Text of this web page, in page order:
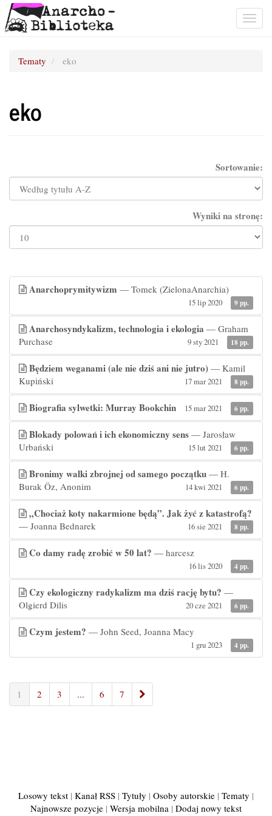
Tematy eko
eko
Sortowanie:
Wyniki na stronę:
Anarchoprymitywizm — Tomek (ZielonaAnarchia)
15 lip 2020 9 pp.
Anarchosyndykalizm, technologia i ekologia — Graham
Purchase
9 sty 2021 18 pp.
Będziem weganami (ale nie dziś ani nie jutro) — Kamil
Kupiński
17 mar 2021 8 pp.
Biografia sylwetki: Murray Bookchin 15 mar 2021 6 pp.
Blokady polowań i ich ekonomiczny sens — Jarosław
Urbański
15 lut 2021 6 pp.
Bronimy walki zbrojnej od samego początku — H.
Burak Öz, Anonim
14 kwi 2021 6 pp.
„Chociaż koty nakarmione będą”. Jak żyć z katastrofą?
— Joanna Bednarek 16 sie 2021 8 pp.
Co damy radę zrobić w 50 lat? — harcesz
16 lis 2020 4 pp.
Czy ekologiczny radykalizm ma dziś rację bytu? —
Olgierd Dilis
20 cze 2021 6 pp.
Czym jestem? — John Seed, Joanna Macy
1 gru 2023 4 pp.
1 2 3 ... 6 7 »
Losowy tekst | Kanał RSS | Tytuły | Osoby autorskie | Tematy |
Najnowsze pozycje | Wersja mobilna | Dodaj nowy tekst